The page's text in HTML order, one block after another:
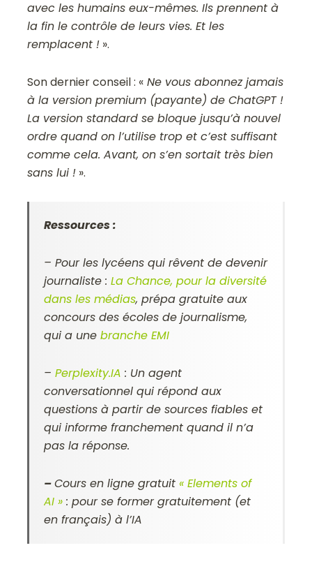
avec les humains eux-mêmes. Ils prennent à
la fin le contrôle de leurs vies. Et les
remplacent ! ».
Son dernier conseil : « Ne vous abonnez jamais
à la version premium (payante) de ChatGPT !
La version standard se bloque jusqu’à nouvel
ordre quand on l’utilise trop et c’est suffisant
comme cela. Avant, on s’en sortait très bien
sans lui ! ».
Ressources :
– Pour les lycéens qui rêvent de devenir
journaliste :La Chance, pour la diversité
dans les médias, prépa gratuite aux
concours des écoles de journalisme,
qui a unebranche EMI
–Perplexity.IA : Un agent
conversationnel qui répond aux
questions à partir de sources fiables et
qui informe franchement quand il n’a
pas la réponse.
–Cours en ligne gratuit« Elements of
AI » : pour se former gratuitement (et
en français) à l’IA